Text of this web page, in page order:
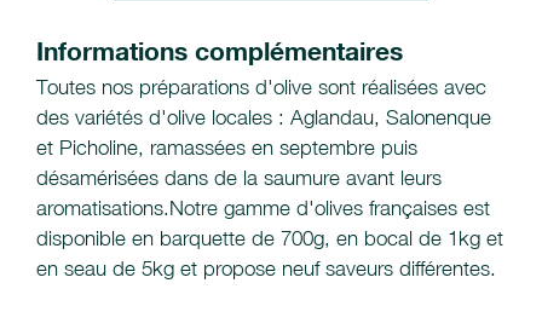
Informations complémentaires
Toutes nos préparations d'olive sont réalisées avec
des variétés d'olive locales : Aglandau, Salonenque
et Picholine, ramassées en septembre puis
désamérisées dans de la saumure avant leurs
aromatisations.Notre gamme d'olives françaises est
disponible en barquette de 700g, en bocal de 1kg et
en seau de 5kg et propose neuf saveurs différentes.